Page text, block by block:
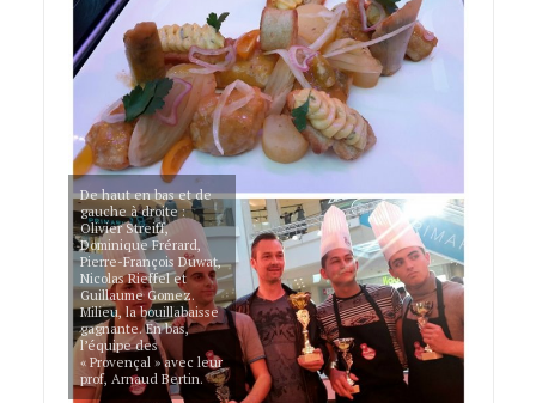
De haut en bas et de
gauche à droite :
Olivier Streiff,
Dominique Frérard,
Pierre-François Duwat,
Nicolas Rieffel et
Guillaume Gomez.
Milieu, la bouillabaisse
gagnante. En bas,
l’équipe des
« Provençal » avec leur
prof, Arnaud Bertin.